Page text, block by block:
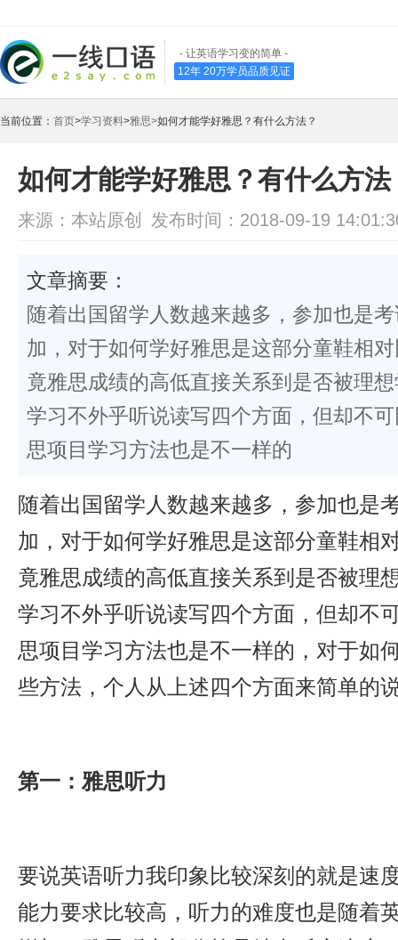
- 让英语学习变的简单 -
12年 20万学员品质见证
当前位置： 首页>学习资料>雅思>如何才能学好雅思？有什么方法？
如何才能学好雅思？有什么方法
来源：本站原创 发布时间：2018-09-19
文章摘要：
随着出国留学人数越来越多，参加也是
加，对于如何学好雅思是这部分童鞋相
竟雅思成绩的高低直接关系到是否被理
学习不外乎听说读写四个方面，但却不
思项目学习方法也是不一样的
随着出国留学人数越来越多，参加也是
加，对于如何学好雅思是这部分童鞋相
竟雅思成绩的高低直接关系到是否被理
学习不外乎听说读写四个方面，但却不
思项目学习方法也是不一样的，对于如
些方法，个人从上述四个方面来简单的
第一：雅思听力
要说英语听力我印象比较深刻的就是速
能力要求比较高，听力的难度也是随着